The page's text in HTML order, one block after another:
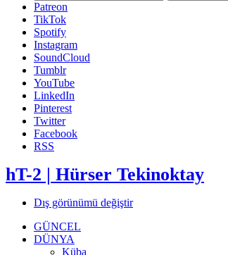
Patreon
TikTok
Spotify
Instagram
SoundCloud
Tumblr
YouTube
LinkedIn
Pinterest
Twitter
Facebook
RSS
hT-2 | Hürser Tekinoktay
Dış görünümü değiştir
GÜNCEL
DÜNYA
Küba